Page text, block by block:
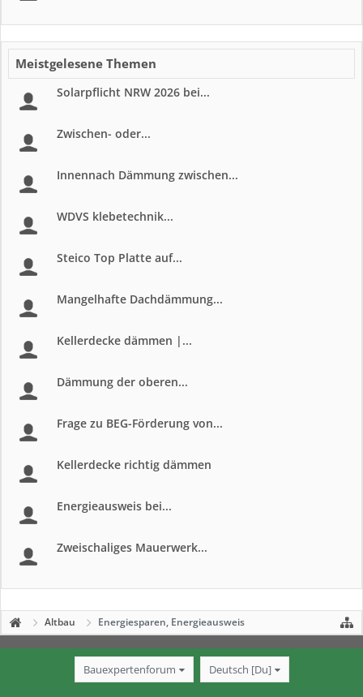
Meistgelesene Themen
Solarpflicht NRW 2026 bei...
Zwischen- oder...
Innennach Dämmung zwischen...
WDVS klebetechnik...
Steico Top Platte auf...
Mangelhafte Dachdämmung...
Kellerdecke dämmen |...
Dämmung der oberen...
Frage zu BEG-Förderung von...
Kellerdecke richtig dämmen
Energieausweis bei...
Zweischaliges Mauerwerk...
Altbau Energiesparen, Energieausweis
Bauexpertenforum Deutsch [Du]